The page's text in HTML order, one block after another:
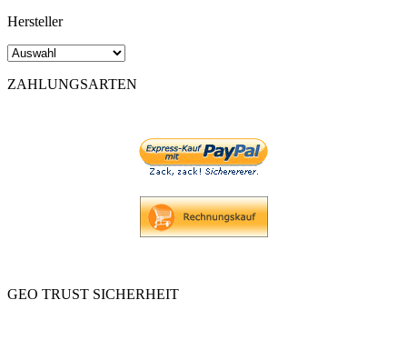
Hersteller
ZAHLUNGSARTEN
GEO TRUST SICHERHEIT